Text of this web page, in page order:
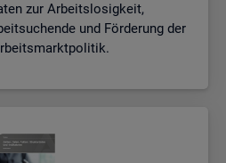
zur Arbeitslosigkeit,
und Förderung der